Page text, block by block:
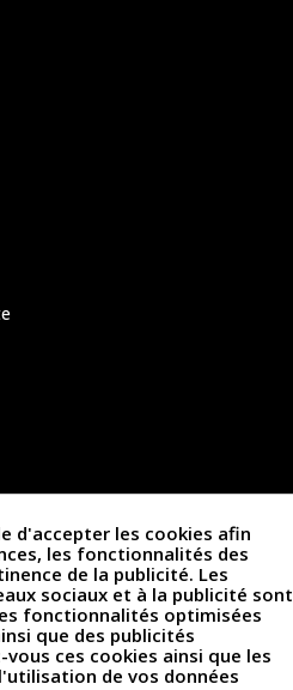
Une création Quatrys 💙
d'accepter les cookies afin
les fonctionnalités des
de la publicité. Les
sociaux et à la publicité sont
fonctionnalités optimisées
que des publicités
ces cookies ainsi que les
de vos données